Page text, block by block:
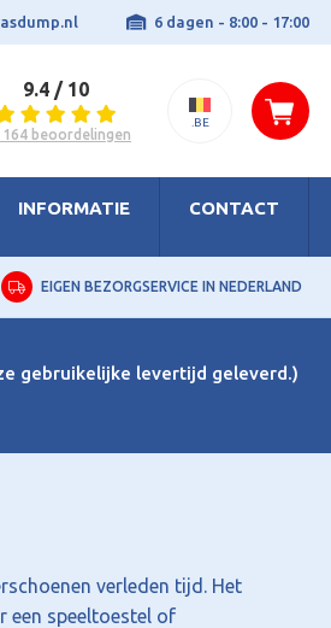
6 dagen - 8:00 - 17:00
9.4 / 10
164 beoordelingen
.BE
INFORMATIE CONTACT
EIGEN BEZORGSERVICE IN NEDERLAND
gebruikelijke levertijd geleverd.)
verleden tijd. Het
een speeltoestel of